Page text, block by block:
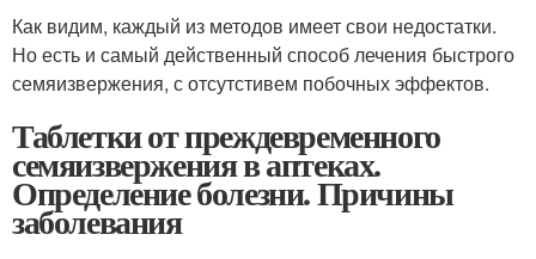
Как видим, каждый из методов имеет свои недостатки.
Но есть и самый действенный способ лечения быстрого
семяизвержения, с отсутстивем побочных эффектов.
Таблетки от преждевременного
семяизвержения в аптеках.
Определение болезни. Причины
заболевания